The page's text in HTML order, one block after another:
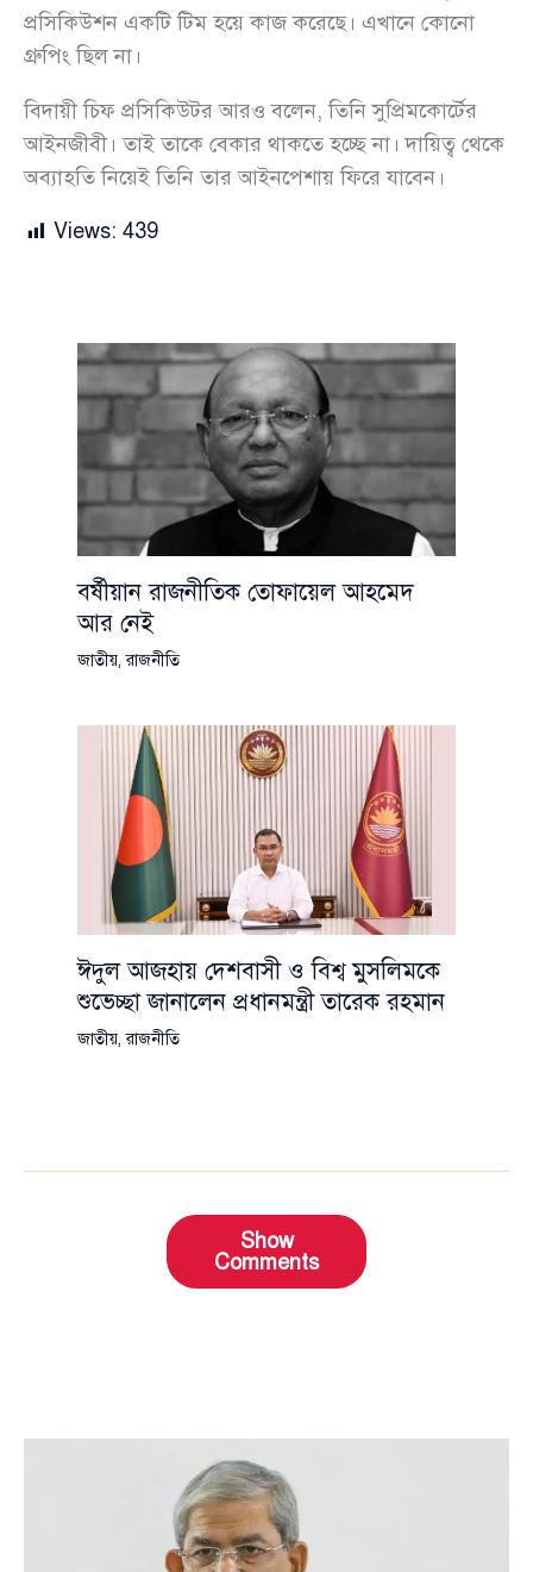
প্রসিকিউশন একটি টিম হয়ে কাজ করেছে। এখানে কোনো
গ্রুপিং ছিল না।
বিদায়ী চিফ প্রসিকিউটর আরও বলেন, তিনি সুপ্রিমকোর্টের
আইনজীবী। তাই তাকে বেকার থাকতে হচ্ছে না। দায়িত্ব থেকে
অব্যাহতি নিয়েই তিনি তার আইনপেশায় ফিরে যাবেন।
Views: 439
বর্ষীয়ান রাজনীতিক তোফায়েল আহমেদ
আর নেই
জাতীয়,রাজনীতি
ঈদুল আজহায় দেশবাসী ও বিশ্ব মুসলিমকে
শুভেচ্ছা জানালেন প্রধানমন্ত্রী তারেক রহমান
জাতীয়,রাজনীতি
Show
Comments